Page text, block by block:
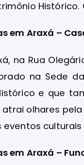
Histórico.
em Araxá –
na Rua
na Sede
e que
atrai olhares
eventos
em Araxá –